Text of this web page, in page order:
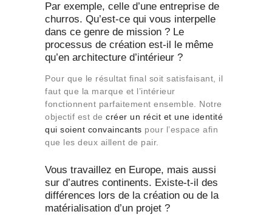
Par exemple, celle d’une entreprise de
churros. Qu’est-ce qui vous interpelle
dans ce genre de mission ? Le
processus de création est-il le même
qu’en architecture d’intérieur ?
Pour que le résultat final soit satisfaisant, il
faut que la marque et l’intérieur
fonctionnent parfaitement ensemble. Notre
objectif est de créer un récit et une identité
qui soient convaincants pour l’espace afin
que les deux aillent de pair.
Vous travaillez en Europe, mais aussi
sur d’autres continents. Existe-t-il des
différences lors de la création ou de la
matérialisation d’un projet ?